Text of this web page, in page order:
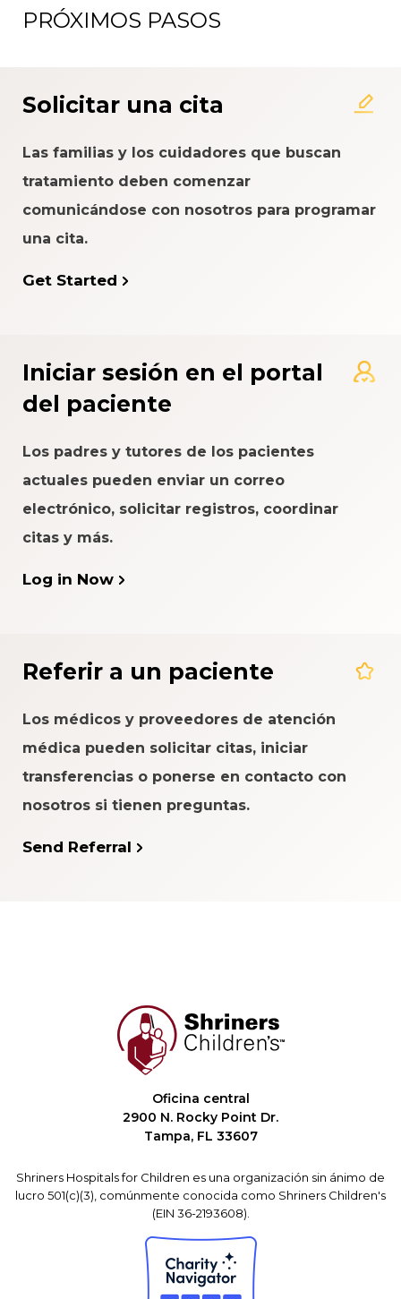
Acerca del Sistema de
del Paciente
PRÓXIMOS PASOS
Solicitar una cita
Las familias y los cuidadores que buscan
tratamiento deben comenzar
comunicándose con nosotros para programar
una cita.
Get Started
Iniciar sesión en el portal
del paciente
Los padres y tutores de los pacientes
actuales pueden enviar un correo
electrónico, solicitar registros, coordinar
citas y más.
Log in Now
Referir a un paciente
Los médicos y proveedores de atención
médica pueden solicitar citas, iniciar
transferencias o ponerse en contacto con
nosotros si tienen preguntas.
Send Referral
Oficina central
2900 N. Rocky Point Dr.
Tampa, FL 33607
Shriners Hospitals for Children es una organización sin ánimo de
lucro 501(c)(3), comúnmente conocida como Shriners Children's
(EIN 36-2193608).